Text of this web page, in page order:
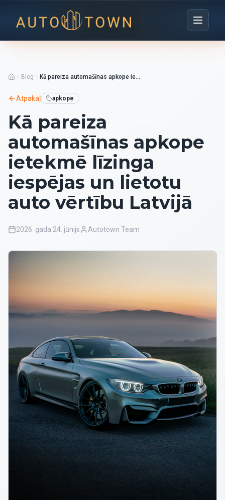
Blog Kā pareiza automašīnas apkope ietekmē līzinga iespējas un lietotu auto vērtību Latvijā
Atpakaļ apkope
Kā pareiza
automašīnas apkope
ietekmē līzinga
iespējas un lietotu
auto vērtību Latvijā
2026. gada 24. jūnijs Autotown Team